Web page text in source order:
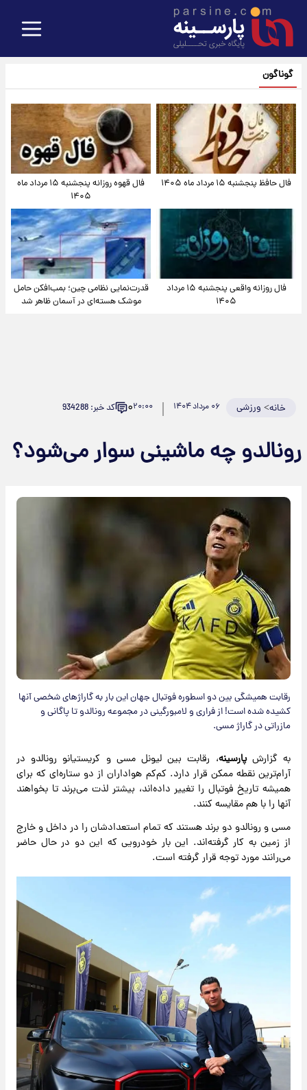
گوناگون
فال حافظ پنجشنبه ۱۵ مرداد ماه ۱۴۰۵
فال قهوه روزانه پنجشنبه ۱۵ مرداد ماه
۱۴۰۵
فال روزانه واقعی پنجشنبه ۱۵ مرداد
۱۴۰۵
قدرت‌نمایی نظامی چین؛ بمب‌افکن حامل
موشک هسته‌ای در آسمان ظاهر شد
خانه> ورزشی ۰۶ مرداد ۱۴۰۴ ۲۰:۰۰۰ کد خبر: 934288
رونالدو چه ماشینی سوار می‌شود؟
رقابت همیشگی بین دو اسطوره فوتبال جهان این بار به گاراژ‌های شخصی آنها
کشیده شده است! از فراری و لامبورگینی در مجموعه رونالدو تا پاگانی و
مازراتی در گاراژ مسی.
به گزارشپارسینه، رقابت بین لیونل مسی و کریستیانو رونالدو در
آرام‌ترین نقطه ممکن قرار دارد. کم‌کم هواداران از دو ستاره‌ای که برای
همیشه تاریخ فوتبال را تغییر داده‌اند، بیشتر لذت می‌برند تا بخواهند
آنها را با هم مقایسه کنند.
مسی و رونالدو دو برند هستند که تمام استعدادشان را در داخل و خارج
از زمین به کار گرفته‌اند. این بار خودرویی که این دو در حال حاضر
می‌رانند مورد توجه قرار گرفته است.